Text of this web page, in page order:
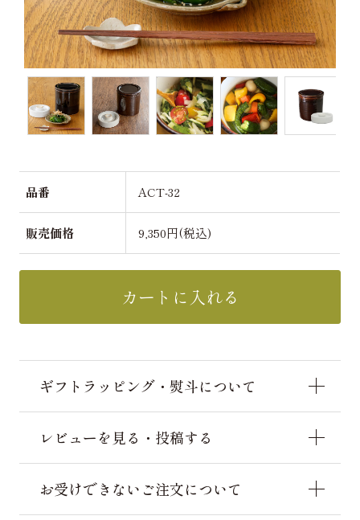
品番 ACT-32
販売価格 9,350円(税込)
カートに入れる
ギフトラッピング・熨斗について
レビューを見る・投稿する
お受けできないご注文について